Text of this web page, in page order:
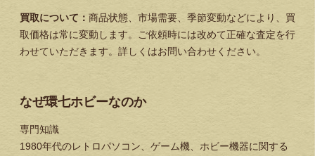
買取について： 商品状態、市場需要、季節変動などにより、買
取価格は常に変動します。ご依頼時には改めて正確な査定を行
わせていただきます。詳しくはお問い合わせください。
なぜ環七ホビーなのか
専門知識
1980年代のレトロパソコン、ゲーム機、ホビー機器に関する